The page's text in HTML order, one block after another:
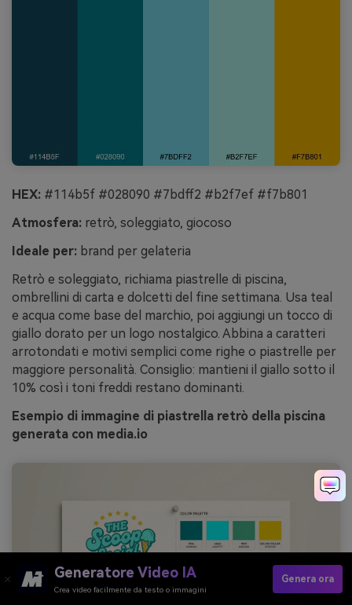
HEX: #114b5f #028090 #7bdff2 #b2f7ef #f7b801
Atmosfera: retrò, soleggiato, giocoso
Ideale per: brand per gelateria
Retrò e soleggiato, richiama piastrelle di piscina,
ombrellini di carta e dolcetti del fine settimana. Usa teal
e acqua come base del marchio, poi aggiungi un tocco di
giallo dorato per un logo nostalgico. Abbina a caratteri
arrotondati e motivi semplici come righe o piastrelle per
maggiore personalità. Consiglio: mantieni il giallo sotto il
10% così i toni freddi restano dominanti.
Esempio di immagine di piastrella retrò della piscina
generata con media.io
Generatore Video IA
Crea video facilmente da testo o immagini
Genera ora